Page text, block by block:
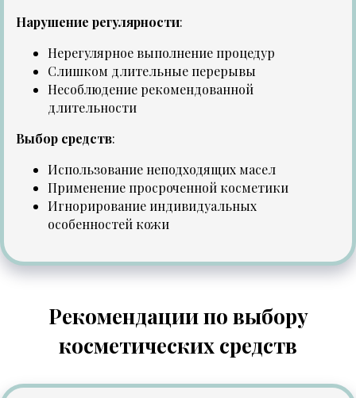
Нарушение регулярности:
Нерегулярное выполнение процедур
Слишком длительные перерывы
Несоблюдение рекомендованной
длительности
Выбор средств:
Использование неподходящих масел
Применение просроченной косметики
Игнорирование индивидуальных
особенностей кожи
Рекомендации по выбору
косметических средств